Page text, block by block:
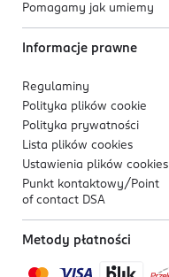
Pomagamy jak umiemy
Informacje prawne
Regulaminy
Polityka plików cookie
Polityka prywatności
Lista plików cookies
Ustawienia plików cookies
Punkt kontaktowy/ Point
of contact DSA
Metody płatności